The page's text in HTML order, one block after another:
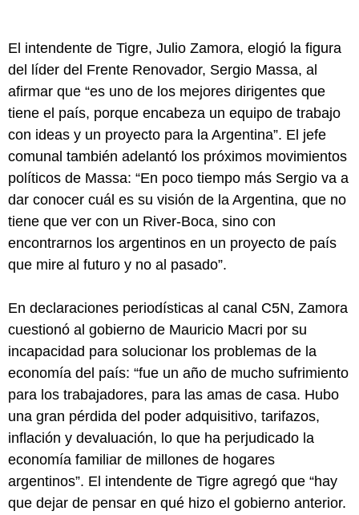
El intendente de Tigre, Julio Zamora, elogió la figura
del líder del Frente Renovador, Sergio Massa, al
afirmar que “es uno de los mejores dirigentes que
tiene el país, porque encabeza un equipo de trabajo
con ideas y un proyecto para la Argentina”. El jefe
comunal también adelantó los próximos movimientos
políticos de Massa: “En poco tiempo más Sergio va a
dar conocer cuál es su visión de la Argentina, que no
tiene que ver con un River-Boca, sino con
encontrarnos los argentinos en un proyecto de país
que mire al futuro y no al pasado”.
En declaraciones periodísticas al canal C5N, Zamora
cuestionó al gobierno de Mauricio Macri por su
incapacidad para solucionar los problemas de la
economía del país: “fue un año de mucho sufrimiento
para los trabajadores, para las amas de casa. Hubo
una gran pérdida del poder adquisitivo, tarifazos,
inflación y devaluación, lo que ha perjudicado la
economía familiar de millones de hogares
argentinos”. El intendente de Tigre agregó que “hay
que dejar de pensar en qué hizo el gobierno anterior.